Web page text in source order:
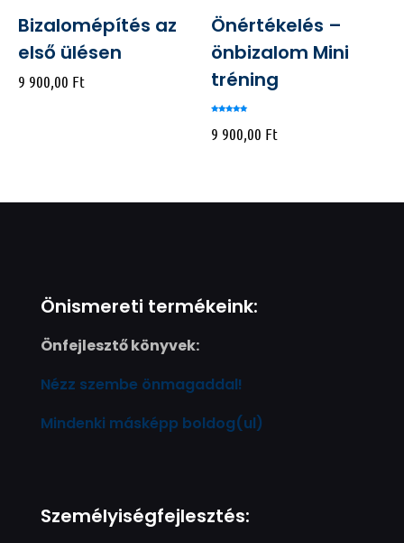
Bizalomépítés az
első ülésen
9 900,00 Ft
Önértékelés –
önbizalom Mini
tréning
/ 5
9 900,00 Ft
Önismereti termékeink:
Önfejlesztő könyvek:
Nézz szembe önmagaddal!
Mindenki másképp boldog(ul)
Személyiségfejlesztés: